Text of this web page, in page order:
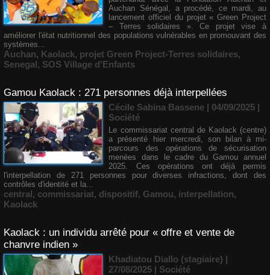
Auchan Sénégal, a procédé, ce mardi, au
lancement officiel du projet « Green Project
– Terres solidaires ». Ce projet vise à
améliorer l'état nutritionnel des populations vulnérables en promouvant des
systèmes...
Auchan, Kaolack, projet Green Project-Terres solidaires,
Senegal, SOS Village d'Enfants
Gamou Kaolack : 271 personnes déjà interpellées
Cécile Sabina Bassene | 04/09/2025 |
Société
Le commissariat central de Kaolack (centre)
a présenté hier mercredi, son bilan à mi-
parcours des opérations de sécurisation
menées dans le cadre du Gamou annuel
2025. Ces opérations ont déjà permis
l'interpellation de 271 personnes pour diverses infractions, dont des
contrôles d'identité et la...
central, commissariat, dispositif, Gamou, interpellation,
Kaolack
Kaolack : un individu arrêté pour « offre et vente de
chanvre indien »
Khadiatou Diallo (stagiaire) |
27/08/2025 | Société